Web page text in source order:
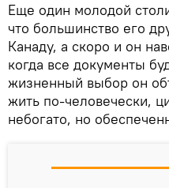
Еще один молодой
что большинство его
Канаду, а скоро и он
когда все документы
жизненный выбор он
жить по-человечески,
небогато, но